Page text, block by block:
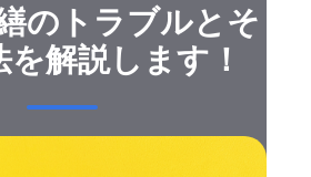
のトラブルとそ
解説します！